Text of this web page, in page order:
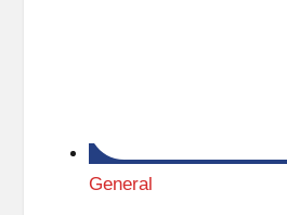
General